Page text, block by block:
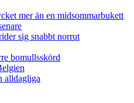
mer än en midsommarbukett
sig snabbt norrut
bomullsskörd
alldagliga